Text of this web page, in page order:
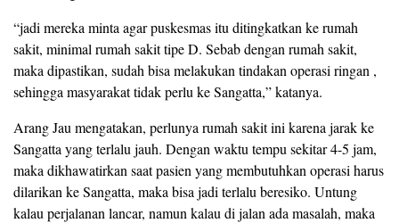
“jadi mereka minta agar puskesmas itu ditingkatkan ke rumah
sakit, minimal rumah sakit tipe D. Sebab dengan rumah sakit,
maka dipastikan, sudah bisa melakukan tindakan operasi ringan ,
sehingga masyarakat tidak perlu ke Sangatta,” katanya.
Arang Jau mengatakan, perlunya rumah sakit ini karena jarak ke
Sangatta yang terlalu jauh. Dengan waktu tempu sekitar 4-5 jam,
maka dikhawatirkan saat pasien yang membutuhkan operasi harus
dilarikan ke Sangatta, maka bisa jadi terlalu beresiko. Untung
kalau perjalanan lancar, namun kalau di jalan ada masalah, maka